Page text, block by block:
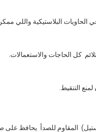
البلاستيكية واللي
كل الحاجات والاستعمالات.
التنقيط.
المقاوم للصدأ يحافظ على